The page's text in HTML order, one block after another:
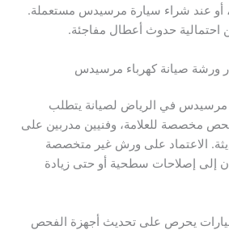
أو عند شراء سيارة مرسيدس مستعملة.
احتمالية حدوث أعطال مفاجئة.
ورشة صيانة كهرباء مرسيدس
في الرياض لصيانة يتطلب
مخصصة للعلامة، وفنيين مدربين على
الاعتماد على ورش غير متخصصة
إلى إصلاحات سطحية أو حتى زيادة
يحرص على تحديث أجهزة الفحص